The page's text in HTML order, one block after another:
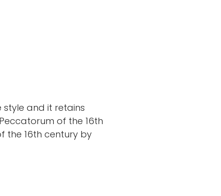
style and it retains
of the 16th
the 16th century by